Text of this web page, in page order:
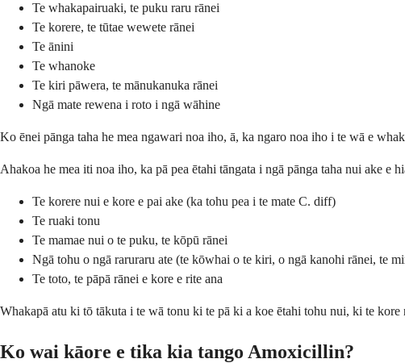
Te whakapairuaki, te puku raru rānei
Te korere, te tūtae wewete rānei
Te ānini
Te whanoke
Te kiri pāwera, te mānukanuka rānei
Ngā mate rewena i roto i ngā wāhine
Ko ēnei pānga taha he mea ngawari noa iho, ā, ka ngaro noa iho i te wā e
Ahakoa he mea iti noa iho, ka pā pea ētahi tāngata i ngā pānga taha nui ake e
Te korere nui e kore e pai ake (ka tohu pea i te mate C. diff)
Te ruaki tonu
Te mamae nui o te puku, te kōpū rānei
Ngā tohu o ngā raruraru ate (te kōwhai o te kiri, o ngā kanohi rānei, te
Te toto, te pāpā rānei e kore e rite ana
Whakapā atu ki tō tākuta i te wā tonu ki te pā ki a koe ētahi tohu nui, ki te
Ko wai kāore e tika kia tango Amoxicillin?